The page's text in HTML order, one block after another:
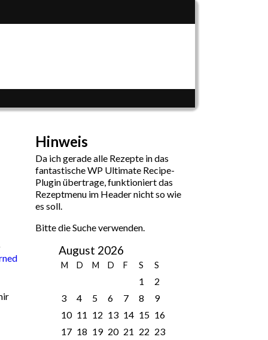
Hinweis
Da ich gerade alle Rezepte in das
fantastische WP Ultimate Recipe-
Plugin übertrage, funktioniert das
Rezeptmenu im Header nicht so wie
es soll.
Bitte die Suche verwenden.
August 2026
M D M D F S S
1
2
3
4 5 6 7 8
9
10 11 12 13 14 15 16
17 18 19 20 21 22 23